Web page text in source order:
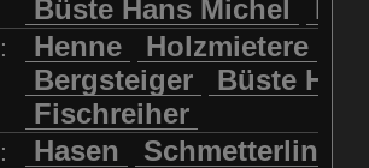
Büste Hans Michel
: Henne Holzmietere
Bergsteiger
Büste HP
Fischreiher
: Hasen Schmetterlinge